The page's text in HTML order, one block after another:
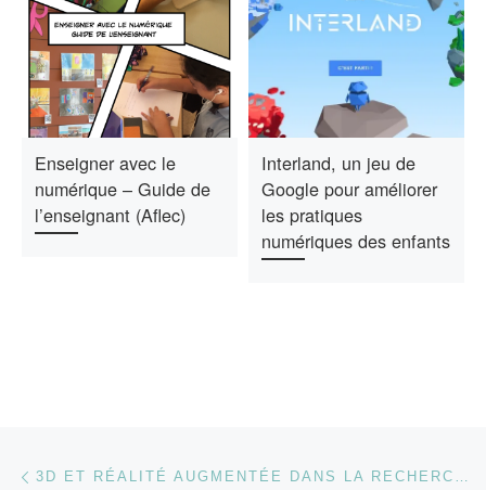
Enseigner avec le
numérique – Guide de
l’enseignant (Aflec)
Interland, un jeu de
Google pour améliorer
les pratiques
numériques des enfants
Parcourir les articles 3D ET RÉALITÉ AUGMENTÉE DANS LA RECHERCHE GOOGLE